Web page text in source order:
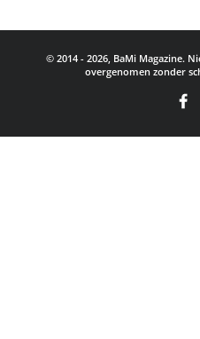
© 2014 - 2026, BaMi Magazine.
overgenomen zonder